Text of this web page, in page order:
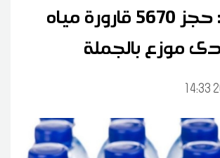
الحمامات: حجز 5670 قارورة مياه
موزع بالجملة